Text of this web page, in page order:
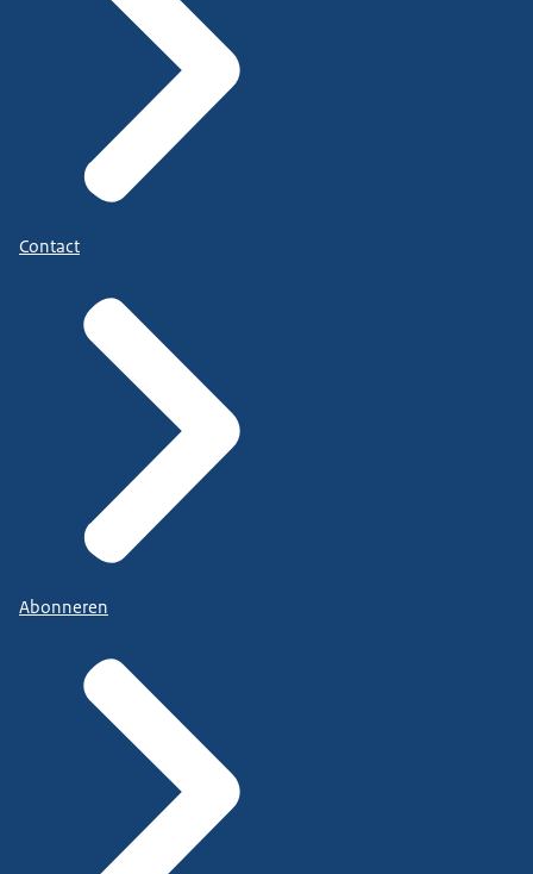
Contact
Abonneren